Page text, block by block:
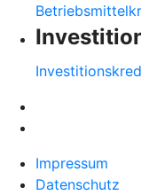
Impressum
Datenschutz